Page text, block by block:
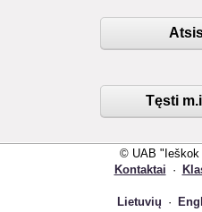
Tęsti
© UAB "Ieškok
Kontaktai ·
Lietuvių ·